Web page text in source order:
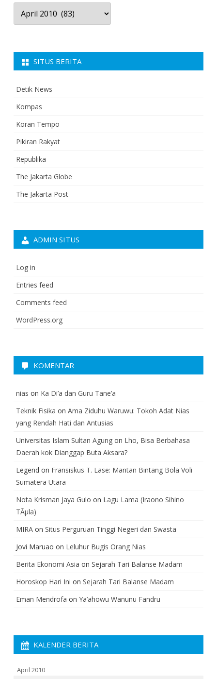
Arsip
Berita
SITUS BERITA
Detik News
Kompas
Koran Tempo
Pikiran Rakyat
Republika
The Jakarta Globe
The Jakarta Post
ADMIN SITUS
Log in
Entries feed
Comments feed
WordPress.org
KOMENTAR
nias on Ka Di’a dan Guru Tane’a
Teknik Fisika on Ama Ziduhu Waruwu: Tokoh Adat Nias
yang Rendah Hati dan Antusias
Universitas Islam Sultan Agung on Lho, Bisa Berbahasa
Daerah kok Dianggap Buta Aksara?
Legend on Fransiskus T. Lase: Mantan Bintang Bola Voli
Sumatera Utara
Nota Krisman Jaya Gulo on Lagu Lama (Iraono Sihino
TÃµla)
MIRA on Situs Perguruan Tinggi Negeri dan Swasta
Jovi Maruao on Leluhur Bugis Orang Nias
Berita Ekonomi Asia on Sejarah Tari Balanse Madam
Horoskop Hari Ini on Sejarah Tari Balanse Madam
Eman Mendrofa on Ya’ahowu Wanunu Fandru
KALENDER BERITA
April 2010